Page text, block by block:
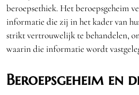
beroepsethiek. Het beroepsgeheim
informatie die zij in het kader van
strikt vertrouwelijk te behandelen,
waarin die informatie wordt
Beroepsgeheim en